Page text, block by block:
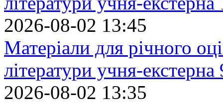
2026-08-02 13:45
Матеріали для річного
літератури учня-екстерна
2026-08-02 13:35